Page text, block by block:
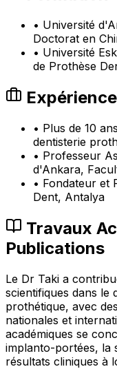
• Université
Doctorat en
• Université
de Prothèse
• Plus de 10
dentisterie
• Professeur
d'Ankara,
• Fondateur et
Dent, Antalya
Travaux
Publications
Le Dr Taki a
scientifiques dans le
prothétique, avec
nationales et
académiques se
implanto-portées, la
résultats cliniques à